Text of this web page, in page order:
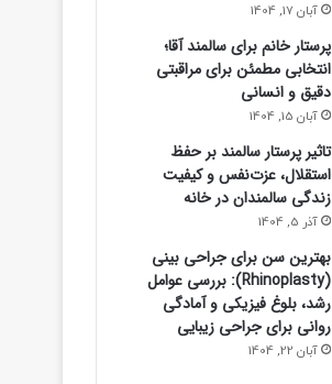
آبان 17, 1404
پرستار خانم برای سالمند آقا؛
انتخابی مطمئن برای مراقبتی
دقیق و انسانی
آبان 15, 1404
تاثیر پرستار سالمند بر حفظ
استقلال، عزت‌نفس و کیفیت
زندگی سالمندان در خانه
آذر 5, 1404
بهترین سن برای جراحی بینی
(Rhinoplasty): بررسی عوامل
رشد، بلوغ فیزیکی و آمادگی
روانی برای جراحی زیبایی
آبان 22, 1404